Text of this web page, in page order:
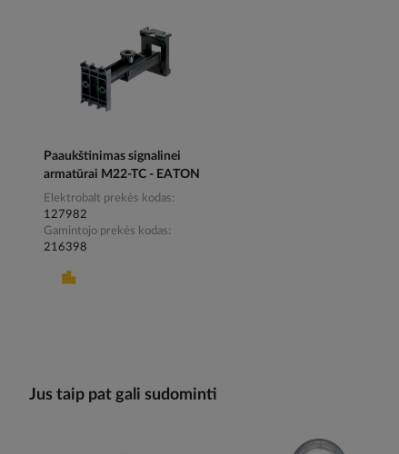
Paaukštinimas signalinei
armatūrai M22-TC - EATON
Elektrobalt prekės kodas
127982
Gamintojo prekės kodas
216398
Jus taip pat gali sudominti